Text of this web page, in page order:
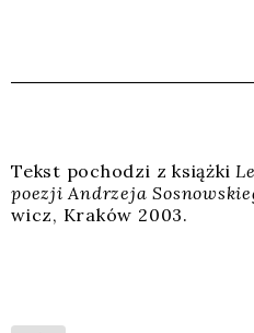
Tekst pocho­dzi z książ­ki
poezji Andrze­ja
wicz, Kra­ków 2003.